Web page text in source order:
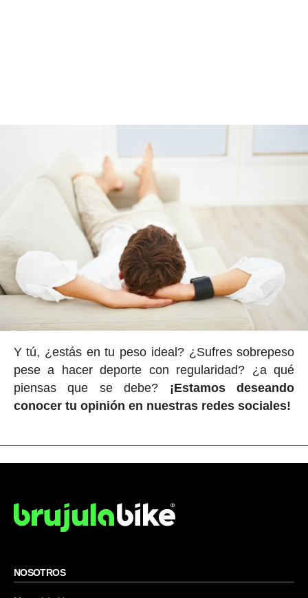
Y tú, ¿estás en tu peso ideal? ¿Sufres sobrepeso
pese a hacer deporte con regularidad? ¿a qué
piensas que se debe? ¡Estamos deseando
conocer tu opinión en nuestras redes sociales!
NOSOTROS